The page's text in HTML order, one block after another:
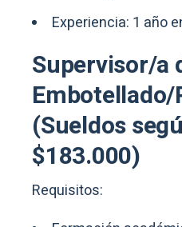
Experiencia: 1 año
Supervisor/a
(Sueldos
$183.000)
Requisitos: